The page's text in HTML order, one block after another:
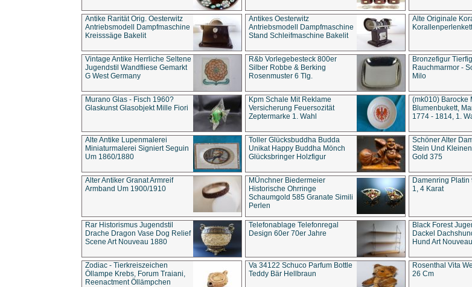
Antike Rarität Orig. Oesterwitz
Antriebsmodell Dampfmaschine
Kreisssäge Bakelit
Antikes Oesterwitz
Antriebsmodell Dampfmaschine
Stand Schleifmaschine Bakelit
Alte Originale
Vintage Antike Herrliche Seltene
Jugendstil Wandfliese Gemarkt
G West Germany
R&b Vorlegebesteck 800er
Silber Robbe & Berking
Rosenmuster 6 Tlg.
Bronzefigur
Rauchmarmor -
Milo
Murano Glas - Fisch 1960?
Glaskunst Glasobjekt Mille Fiori
Kpm Schale Mit Reklame
Versicherung Feuersozität
Zeptermarke 1. Wahl
(mk010) Barocke
Blumenbukett,
1774 - 1814, 1.
Alte Antike Lupenmalerei
Miniaturmalerei Signiert Seguin
Um 1860/1880
Toller Glücksbuddha Budda
Unikat Happy Buddha Mönch
Glücksbringer Holzfigur
Schöner Alter
Stein Und
Gold 375
Alter Antiker Granat Armreif
Armband Um 1900/1910
MÜnchner Biedermeier
Historische Ohrringe
Schaumgold 585 Granate Simili
Perlen
Damenring Platin
1, 4 Karat
Rar Historismus Jugendstil
Drache Dragon Vase Dog Relief
Scene Art Nouveau 1880
Telefonablage Telefonregal
Design 60er 70er Jahre
Black Forest
Dackel
Hund Art
Zodiac - Tierkreiszeichen
Öllampe Krebs, Forum Traiani,
Reenactment Öllämpchen
Va 34122 Schuco Parfum Bottle
Teddy Bär Hellbraun
Rosenthal Vita
26 Cm